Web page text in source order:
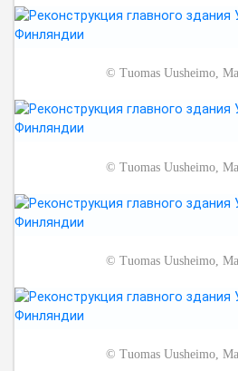
© Tuomas Uusheimo,
© Tuomas Uusheimo,
© Tuomas Uusheimo,
© Tuomas Uusheimo,